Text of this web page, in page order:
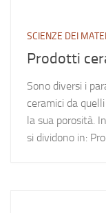
SCIENZE DEI
Prodotti
Sono diversi i
ceramici da
la sua porosità.
si dividono in: